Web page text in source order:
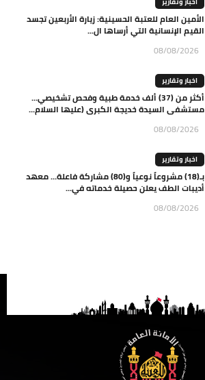
الأمين العام للعتبة الحسينية: زيارة الأربعين تجسد
القيم الإنسانية التي أرساها ال...
08/08/2026
اخبار وتقارير
أكثر من (37) ألف خدمة طبية وفحص تشخيصي…
مستشفى السيدة خديجة الكبرى (عليها السلام...
08/08/2026
اخبار وتقارير
بـ(18) مشروعاً نوعياً و(80) مشاركة فاعلة… معهد
أديبات الطف يعلن حصيلة خدماته في...
08/08/2026